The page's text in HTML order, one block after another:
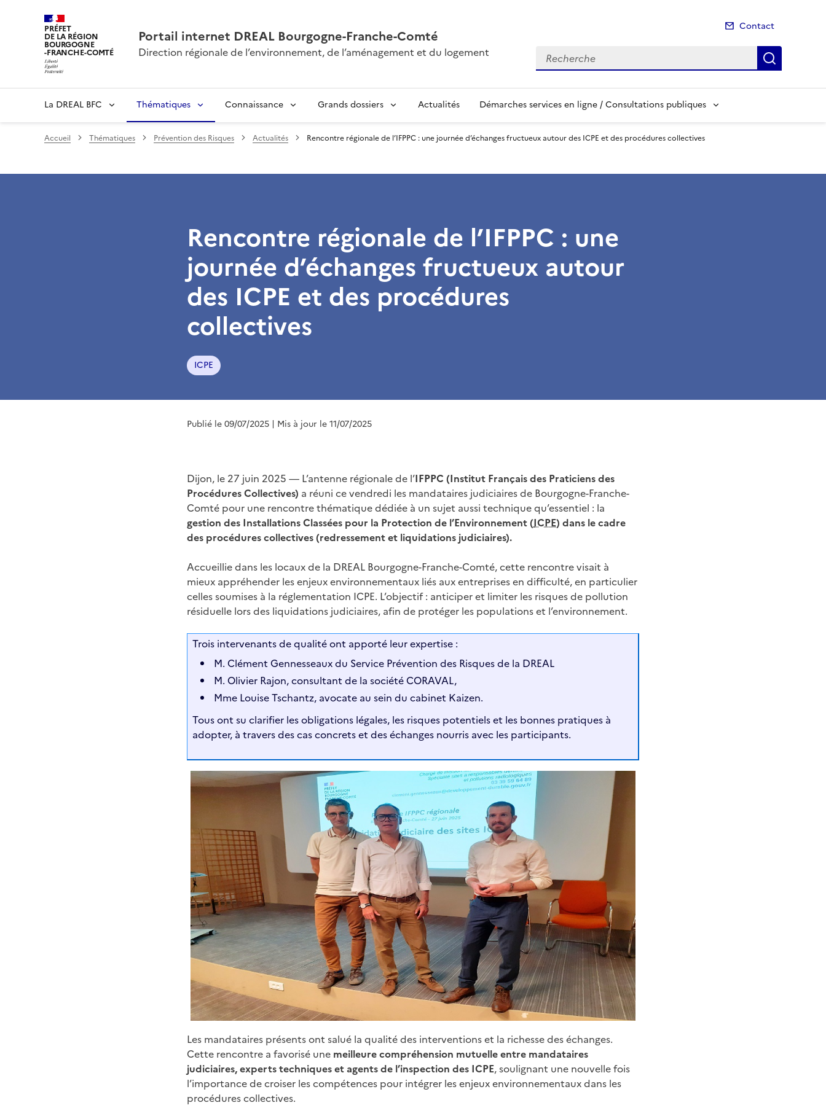
PRÉFET
DE LA RÉGION
BOURGOGNE
-FRANCHE-COMTÉ
Portail internet DREAL Bourgogne-Franche-Comté
Direction régionale de l’environnement, de l’aménagement et du logement
Contact
Recherche
La DREAL BFC Thématiques Connaissance Grands dossiers Actualités Démarches services en ligne / Consultations publiques
Accueil Thématiques Prévention des Risques Actualités Rencontre régionale de l’IFPPC : une journée d’échanges fructueux autour des ICPE et des procédures collectives
Rencontre régionale de l’IFPPC : une
journée d’échanges fructueux autour
des ICPE et des procédures
collectives
ICPE
Publié le 09/07/2025 | Mis à jour le 11/07/2025
Dijon, le 27 juin 2025 — L’antenne régionale de l’IFPPC (Institut Français des Praticiens des
Procédures Collectives) a réuni ce vendredi les mandataires judiciaires de Bourgogne-Franche-
Comté pour une rencontre thématique dédiée à un sujet aussi technique qu’essentiel : la
gestion des Installations Classées pour la Protection de l’Environnement (ICPE) dans le cadre
des procédures collectives (redressement et liquidations judiciaires).
Accueillie dans les locaux de la DREAL Bourgogne-Franche-Comté, cette rencontre visait à
mieux appréhender les enjeux environnementaux liés aux entreprises en difficulté, en particulier
celles soumises à la réglementation ICPE. L’objectif : anticiper et limiter les risques de pollution
résiduelle lors des liquidations judiciaires, afin de protéger les populations et l’environnement.
Trois intervenants de qualité ont apporté leur expertise :
M. Clément Gennesseaux du Service Prévention des Risques de la DREAL
M. Olivier Rajon, consultant de la société CORAVAL,
Mme Louise Tschantz, avocate au sein du cabinet Kaizen.
Tous ont su clarifier les obligations légales, les risques potentiels et les bonnes pratiques à
adopter, à travers des cas concrets et des échanges nourris avec les participants.
Les mandataires présents ont salué la qualité des interventions et la richesse des échanges.
Cette rencontre a favorisé une meilleure compréhension mutuelle entre mandataires
judiciaires, experts techniques et agents de l’inspection des ICPE, soulignant une nouvelle fois
l’importance de croiser les compétences pour intégrer les enjeux environnementaux dans les
procédures collectives.